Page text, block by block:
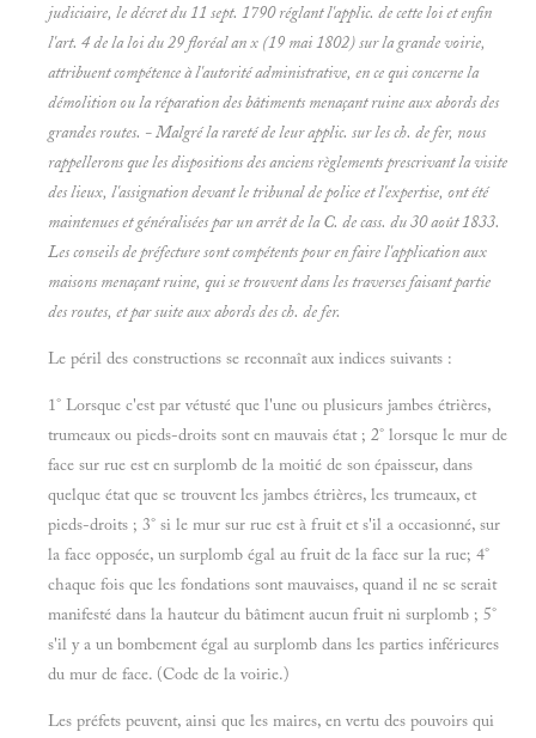
judiciaire, le décret du 11 sept. 1790 réglant l'applic. de cette loi et enfin
l'art. 4 de la loi du 29 floréal an x (19 mai 1802) sur lagrande voirie,
attribuent compétence à l'autorité administrative, en ce qui concerne la
démolition ou la réparation des bâtiments menaçant ruine aux abords des
grandes routes. - Malgré la rareté de leur applic. sur les ch. de fer, nous
rappellerons que les dispositions des anciens règlements prescrivant la visite
des lieux, l'assignation devant le tribunal de police et l'expertise, ont été
maintenues et généralisées par un arrêt de la C. de cass. du 30 août 1833.
Les conseils de préfecture sont compétents pour en faire l'application aux
maisons menaçant ruine, qui se trouvent dans les traverses faisant partie
des routes, et par suite aux abords des ch. de fer.
Le péril des constructions se reconnaît aux indices suivants :
1° Lorsque c'est par vétusté que l'une ou plusieurs jambes étrières,
trumeaux ou pieds-droits sont en mauvais état ; 2° lorsque le mur de
face sur rue est en surplomb de la moitié de son épaisseur, dans
quelque état que se trouvent les jambes étrières, les trumeaux, et
pieds-droits ; 3° si le mur sur rue est à fruit et s'il a occasionné, sur
la face opposée, un surplomb égal au fruit de la face sur la rue; 4°
chaque fois que les fondations sont mauvaises, quand il ne se serait
manifesté dans la hauteur du bâtiment aucun fruit ni surplomb ; 5°
s'il y a un bombement égal au surplomb dans les parties inférieures
du mur de face. (Code de la voirie.)
Les préfets peuvent, ainsi que les maires, en vertu des pouvoirs qui